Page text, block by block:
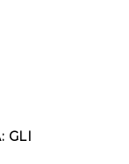
GLI